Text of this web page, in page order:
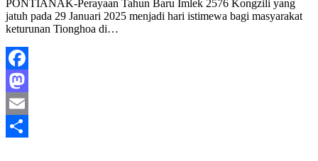
PONTIANAK-Perayaan Tahun Baru Imlek 2576 Kongzili yang
jatuh pada 29 Januari 2025 menjadi hari istimewa bagi masyarakat
keturunan Tionghoa di…
Facebook
Mastodon
Email